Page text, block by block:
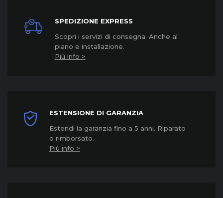
SPEDIZIONE EXPRESS
Scopri i servizi di consegna. Anche al
piano e installazione.
Più info >
ESTENSIONE DI GARANZIA
Estendi la garanzia fino a 5 anni. Riparato
o rimborsato.
Più info >